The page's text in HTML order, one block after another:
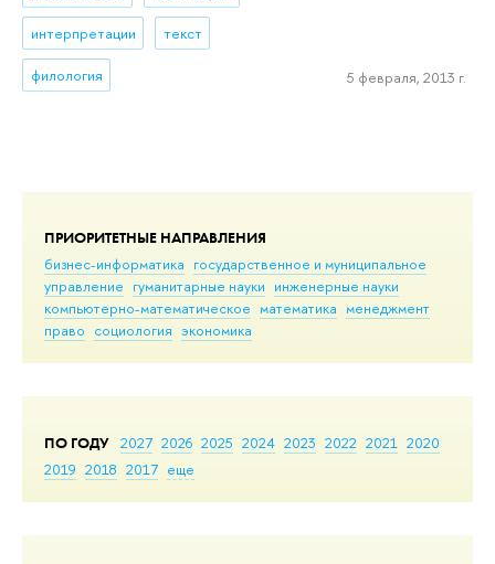
ПРИОРИТЕТНЫЕ НАПРАВЛЕНИЯ
бизнес-информатика государственное и муниципальное
управление гуманитарные науки инженерные науки
компьютерно-математическое математика менеджмент
право социология экономика
ПО ГОДУ 2027 2026 2025 2024 2023 2022 2021 2020
2019 2018 2017 еще
интерпретации текст
филология 5 февраля, 2013 г.